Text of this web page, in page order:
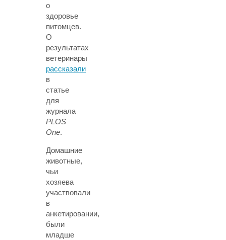
о
здоровье
питомцев.
О
результатах
ветеринары
рассказали
в
статье
для
журнала
PLOS
One.
Домашние
животные,
чьи
хозяева
участвовали
в
анкетировании,
были
младше